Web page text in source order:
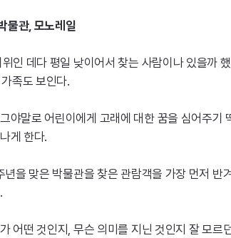
물관, 모노레일
인 데다 평일 낮이어서 찾는 사람이나 있을까
족도 보인다.
야말로 어린이에게 고래에 대한 꿈을 심어주기
게 한다.
을 맞은 박물관을 찾은 관람객을 가장 먼저
어떤 것인지, 무슨 의미를 지닌 것인지 잘 모